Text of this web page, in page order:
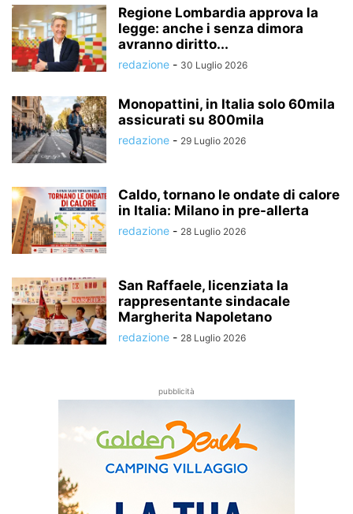
Regione Lombardia approva la
legge: anche i senza dimora
avranno diritto...
redazione - 30 Luglio 2026
Monopattini, in Italia solo 60mila
assicurati su 800mila
redazione - 29 Luglio 2026
Caldo, tornano le ondate di calore
in Italia: Milano in pre-allerta
redazione - 28 Luglio 2026
San Raffaele, licenziata la
rappresentante sindacale
Margherita Napoletano
redazione - 28 Luglio 2026
pubblicità